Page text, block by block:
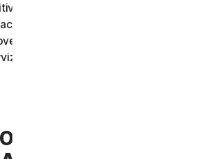
e a condizione che ogni
a o utilizza i Servizi per i
da un unico nucleo familiare o,
aziendali, da un’unica Piccola
3 - TERMINI DI